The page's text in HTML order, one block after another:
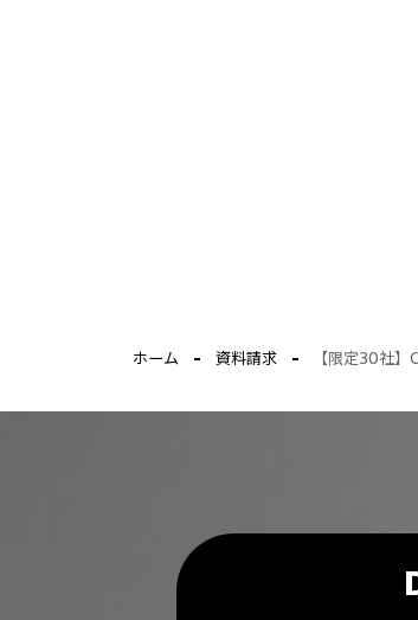
ホーム 資料請求 【限定30社